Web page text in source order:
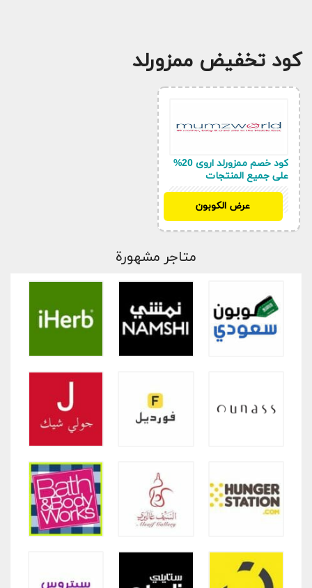
كود تخفيض ممزورلد
كود خصم ممزورلد اروى 20%
على جميع المنتجات
SAHMWعرض الكوبون
متاجر مشهورة